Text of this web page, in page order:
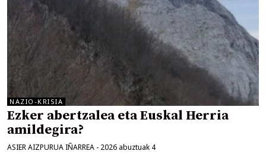
NAZIO-KRISIA
Ezker abertzalea eta Euskal Herria
amildegira?
ASIER AIZPURUA IÑARREA - 2026 abuztuak 4